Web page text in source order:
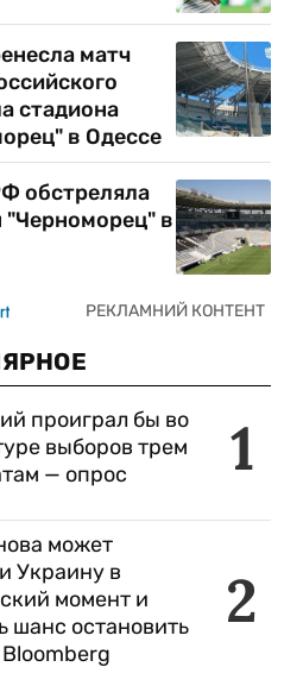
матч
стадиона
в Одессе
обстреляла
"Черноморец" в
1
проиграл бы во
выборов трем
— опрос
2
может
Украину в
момент и
шанс остановить